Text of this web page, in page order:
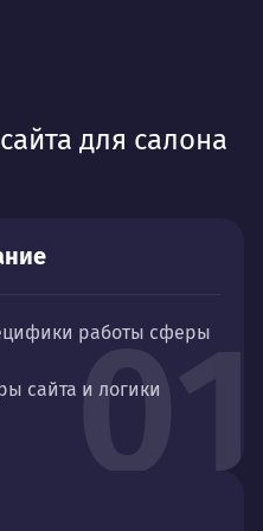
для салона
01
работы сферы
сайта и логики